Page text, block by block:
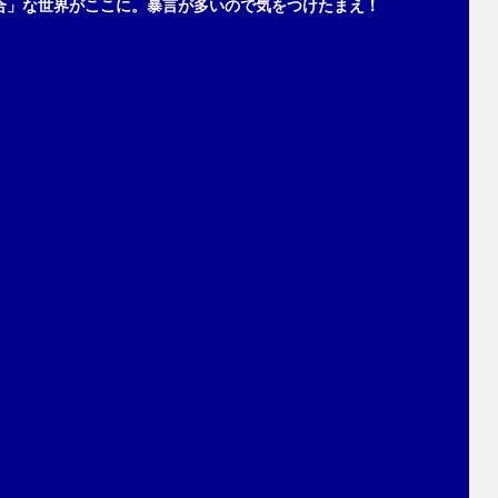
な世界がここに。暴言が多いので気をつけたまえ！